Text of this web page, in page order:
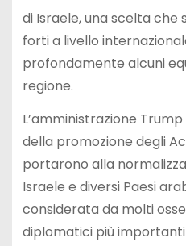
di Israele, una scelta che
forti a livello
profondamente alcuni
regione.
L’amministrazione
della promozione degli
portarono alla
Israele e diversi Paesi
considerata da molti
diplomatici più importanti